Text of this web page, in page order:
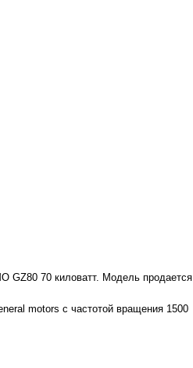
GZ80 70 киловатт. Модель продается
motors с частотой вращения 1500